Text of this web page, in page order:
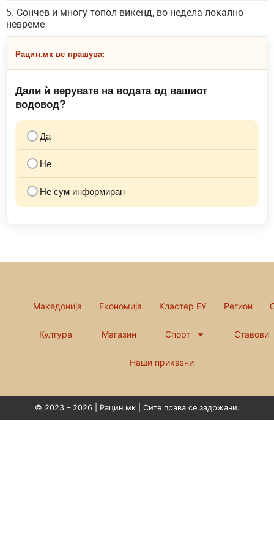
Сончев и многу топол викенд, во недела локално
невреме
Рацин.мк ве прашува:
Дали ѝ верувате на водата од вашиот
водовод?
Да
Не
Не сум информиран
Македонија Економија Кластер ЕУ Регион
Култура Магазин Спорт Ставови
Наши приказни
© 2023 – 2026 | Рацин.мк | Сите права се задржани.